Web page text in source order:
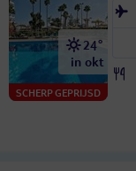
SCHERP GEPRIJSD
24°
in okt